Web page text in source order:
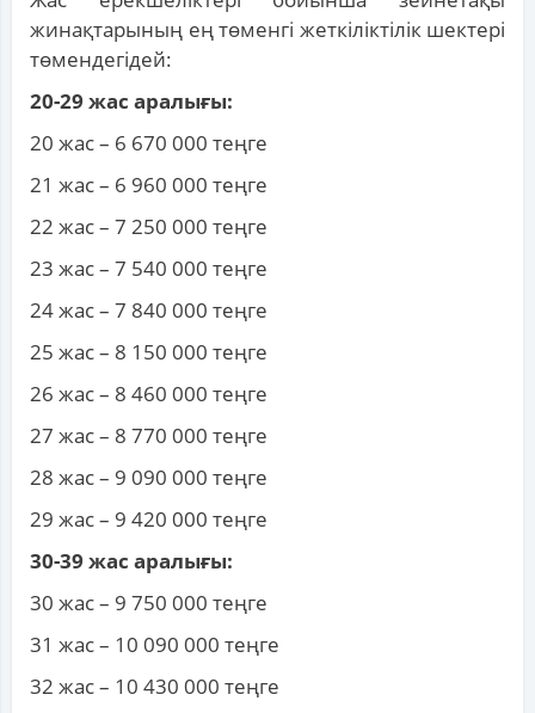
жинақтарының ең төменгі жеткіліктілік шектері
төмендегідей:
20-29 жас аралығы:
20 жас – 6 670 000 теңге
21 жас – 6 960 000 теңге
22 жас – 7 250 000 теңге
23 жас – 7 540 000 теңге
24 жас – 7 840 000 теңге
25 жас – 8 150 000 теңге
26 жас – 8 460 000 теңге
27 жас – 8 770 000 теңге
28 жас – 9 090 000 теңге
29 жас – 9 420 000 теңге
30-39 жас аралығы:
30 жас – 9 750 000 теңге
31 жас – 10 090 000 теңге
32 жас – 10 430 000 теңге